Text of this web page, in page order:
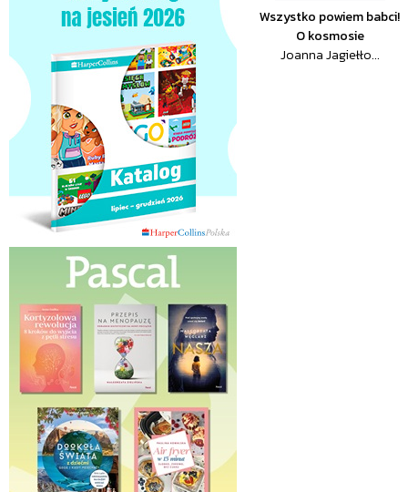
Wszystko powiem babci!
O kosmosie
Joanna Jagiełło...